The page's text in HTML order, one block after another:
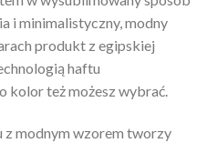
i minimalistyczny, modny
produkt z egipskiej
haftu
kolor też możesz wybrać.
z modnym wzorem tworzy